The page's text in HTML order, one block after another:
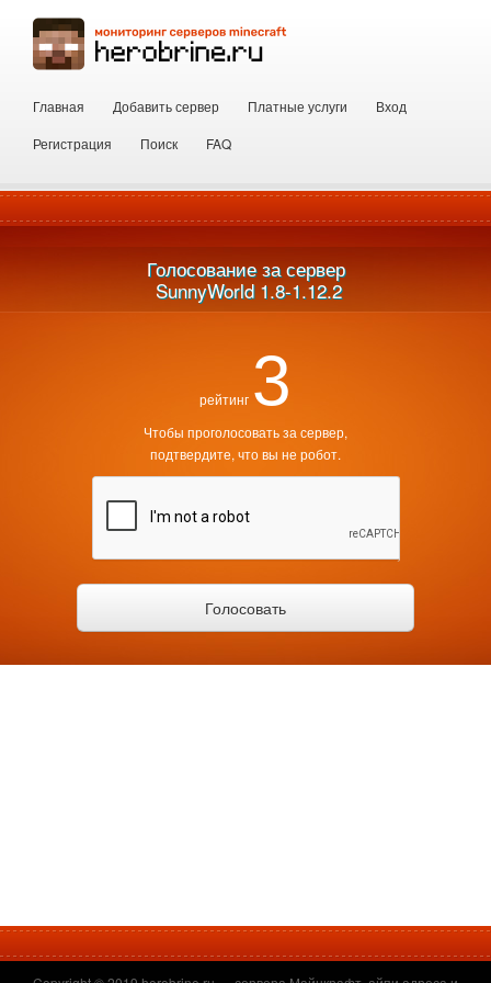
Главная Добавить сервер Платные услуги
Вход
Регистрация
Поиск FAQ
Голосование за сервер
SunnyWorld 1.8-1.12.2
рейтинг 3
Чтобы проголосовать за сервер,
подтвердите, что вы не робот.